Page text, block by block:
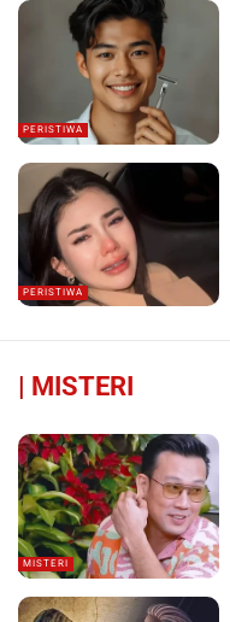
PERISTIWA
PERISTIWA
| MISTERI
MISTERI